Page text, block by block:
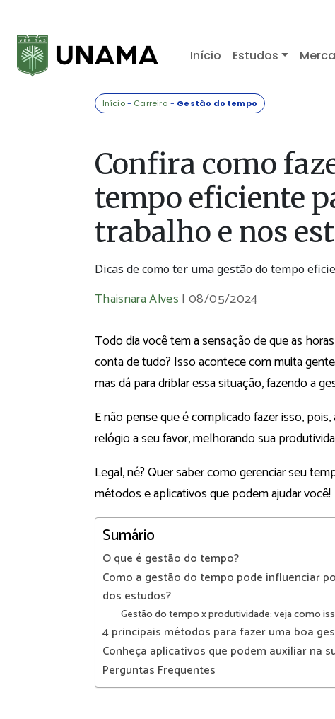
Início Estudos
Início- Carreira - Gestão do tempo
Confira como
tempo eficiente
trabalho e nos
Dicas de como ter uma gestão do tempo
Thaisnara Alves |08/05/2024
Todo dia você tem a sensação de que as
conta de tudo? Isso acontece com muita
mas dá para driblar essa situação, fazendo a
E não pense que é complicado fazer isso,
relógio a seu favor, melhorando sua
Legal, né? Quer saber como gerenciar seu
métodos e aplicativos que podem ajudar você!
Sumário
O que é gestão do tempo?
Como a gestão do tempo pode influenciar
dos estudos?
Gestão do tempo x produtividade: veja como
4 principais métodos para fazer uma boa
Conheça aplicativos que podem auxiliar na
Perguntas Frequentes